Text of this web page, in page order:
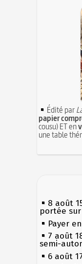
Édité par
papier
cousu) ET en
une table
8 août
portée
Payer
7 août
semi-
6 août